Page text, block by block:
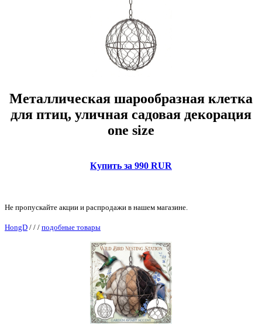
Металлическая шарообразная клетка
для птиц, уличная садовая декорация
one size
Купить за 990 RUR
Не пропускайте акции и распродажи в нашем магазине.
HongD / / / подобные товары